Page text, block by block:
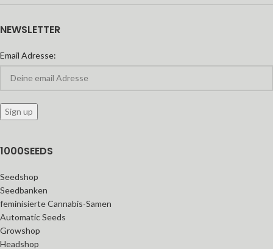
NEWSLETTER
Email Adresse:
1000SEEDS
Seedshop
Seedbanken
feminisierte Cannabis-Samen
Automatic Seeds
Growshop
Headshop